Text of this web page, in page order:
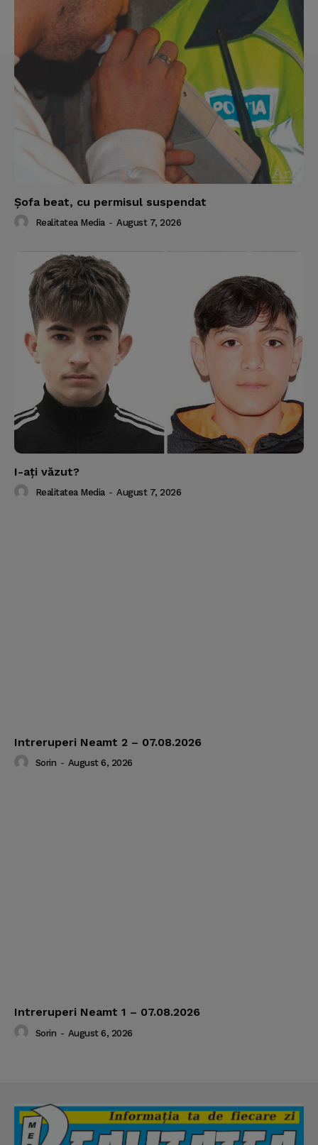
Şofa beat, cu permisul suspendat
Realitatea Media - August 7, 2026
I-aţi văzut?
Realitatea Media - August 7, 2026
Intreruperi Neamt 2 – 07.08.2026
Sorin - August 6, 2026
Intreruperi Neamt 1 – 07.08.2026
Sorin - August 6, 2026